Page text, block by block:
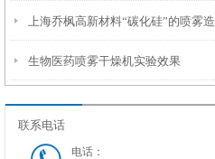
哪些故障
上海乔枫高新材料“碳化硅”的喷雾造
粒客户案例
生物医药喷雾干燥机实验效果
联系电话
电话：